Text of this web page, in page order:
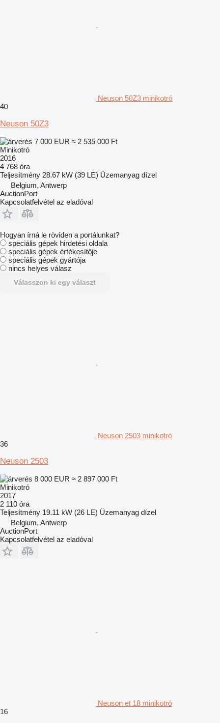
Neuson 50Z3 minikotró
40
Neuson 50Z3
7 000 EUR ≈ 2 535 000 Ft
Minikotró
2016
4 768 óra
Teljesítmény 28.67 kW (39 LE) Üzemanyag dízel
Belgium, Antwerp
AuctionPort
Kapcsolatfelvétel az eladóval
Hogyan írná le röviden a portálunkat?
speciális gépek hirdetési oldala
speciális gépek értékesítője
speciális gépek gyártója
nincs helyes válasz
Válasszon ki egy választ
Neuson 2503 minikotró
36
Neuson 2503
8 000 EUR ≈ 2 897 000 Ft
Minikotró
2017
2 110 óra
Teljesítmény 19.11 kW (26 LE) Üzemanyag dízel
Belgium, Antwerp
AuctionPort
Kapcsolatfelvétel az eladóval
Neuson et 18 minikotró
16